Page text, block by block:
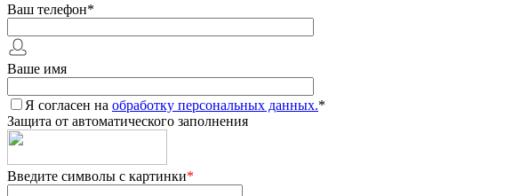
Ваш телефон*
Ваше имя
Я согласен на обработку персональных данных.*
Защита от автоматического заполнения
Введите символы с картинки*